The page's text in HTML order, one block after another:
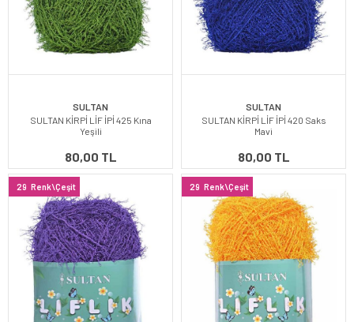
SULTAN
SULTAN KİRPİ LİF İPİ 425 Kına
Yeşili
80,00 TL
SULTAN
SULTAN KİRPİ LİF İPİ 420 Saks
Mavi
80,00 TL
29 Renk\Çeşit 29 Renk\Çeşit